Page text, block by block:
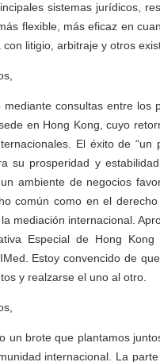
sistemas jurídicos,
flexible, más eficaz en
litigio, arbitraje y otros
mediante consultas entre los
en Hong Kong, cuyo
El éxito de
su prosperidad y
ambiente de negocios
común como en el
mediación internacional.
Especial de Hong
Estoy convencido de
y realzarse el uno al otro.
un brote que plantamos
internacional. La